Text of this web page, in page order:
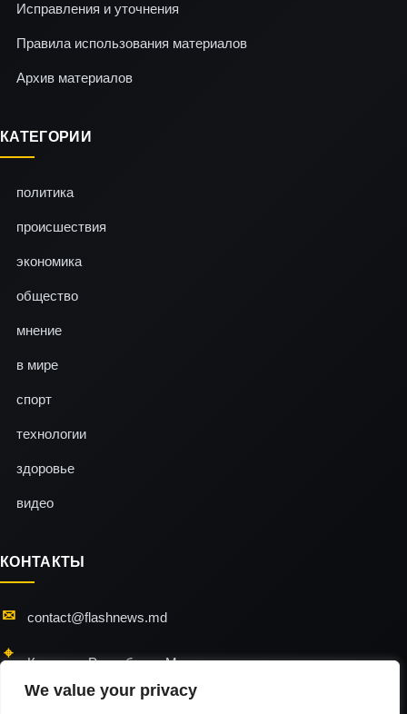
We value your privacy
Исправления и уточнения
Правила использования материалов
Архив материалов
КАТЕГОРИИ
политика
происшествия
экономика
общество
мнение
в мире
спорт
технологии
здоровье
видео
КОНТАКТЫ
contact@flashnews.md
Кишинэу, Республика Молдова